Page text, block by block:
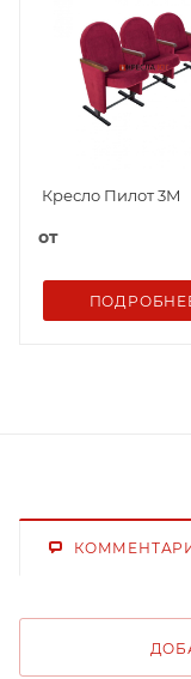
Кресло Пилот 3М
от